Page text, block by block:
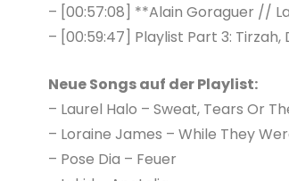
– [00:57:08] **Alain Goraguer //
– [00:59:47] Playlist Part 3:
Neue Songs auf der Playlist:
– Laurel Halo – Sweat, Tears Or
– Loraine James – While They
– Pose Dia – Feuer